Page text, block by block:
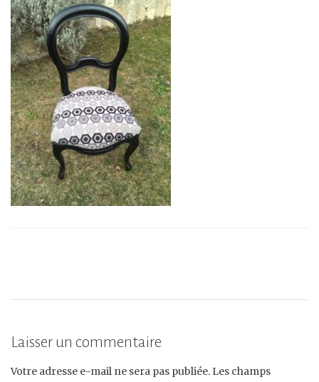
Laisser un commentaire
Votre adresse e-mail ne sera pas publiée. Les champs